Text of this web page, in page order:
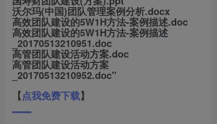
沃尔玛(中国)团队管理案例分析.docx
高效团队建设的5W1H方法-案例描述.doc
高效团队建设的5W1H方法-案例描述
_20170513210951.doc
高管团队建设活动方案.doc
高管团队建设活动方案
_20170513210952.doc"
【点我免费下载】